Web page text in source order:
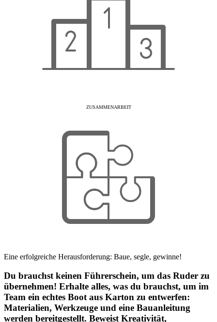
ZUSAMMENARBEIT
Eine erfolgreiche Herausforderung: Baue, segle, gewinne!
Du brauchst keinen Führerschein, um das Ruder zu
übernehmen! Erhalte alles, was du brauchst, um im
Team ein echtes Boot aus Karton zu entwerfen:
Materialien, Werkzeuge und eine Bauanleitung
werden bereitgestellt. Beweist Kreativität,